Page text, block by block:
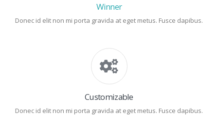
Winner
Donec id elit non mi porta gravida at eget metus. Fusce dapibus.
Customizable
Donec id elit non mi porta gravida at eget metus. Fusce dapibus.